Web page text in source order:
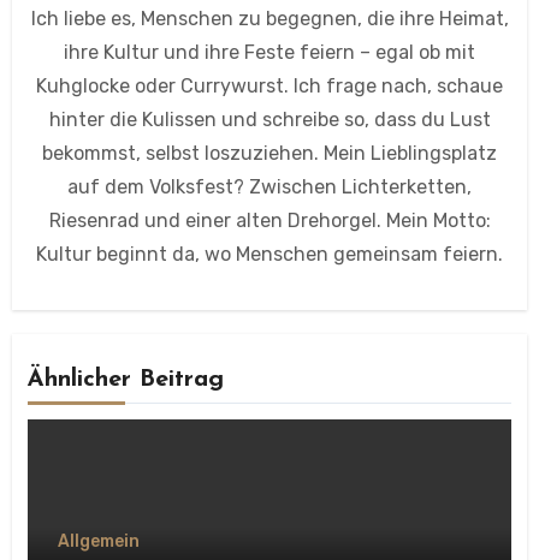
Ich liebe es, Menschen zu begegnen, die ihre Heimat,
ihre Kultur und ihre Feste feiern – egal ob mit
Kuhglocke oder Currywurst. Ich frage nach, schaue
hinter die Kulissen und schreibe so, dass du Lust
bekommst, selbst loszuziehen. Mein Lieblingsplatz
auf dem Volksfest? Zwischen Lichterketten,
Riesenrad und einer alten Drehorgel. Mein Motto:
Kultur beginnt da, wo Menschen gemeinsam feiern.
Ähnlicher Beitrag
Allgemein